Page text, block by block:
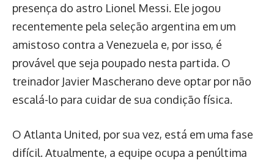
presença do astro Lionel Messi. Ele jogou
recentemente pela seleção argentina em um
amistoso contra a Venezuela e, por isso, é
provável que seja poupado nesta partida. O
treinador Javier Mascherano deve optar por não
escalá-lo para cuidar de sua condição física.
O Atlanta United, por sua vez, está em uma fase
difícil. Atualmente, a equipe ocupa a penúltima